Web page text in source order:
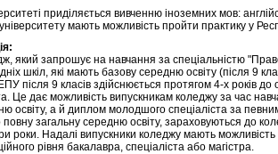
приділяється вивченню іноземних мов:
мають можливість пройти практику у
запрошує на навчання за спеціальністю
шкіл, які мають базову середню освіту (після 9
після 9 класів здійснюється протягом 4-х років до
Це дає можливість випускникам коледжу за час
освіту, а й диплом молодшого спеціаліста за
загальну середню освіту, зараховуються до
роки. Надалі випускники коледжу мають
рівня бакалавра, спеціаліста або магістра.